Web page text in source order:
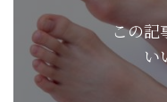
この記
い